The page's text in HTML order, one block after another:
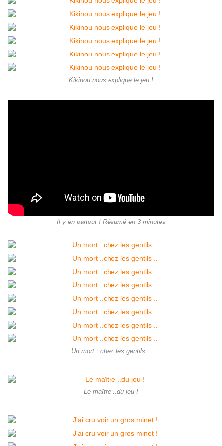
Kikinou nous explique le jeu !
Il y en partout ! Résumé en 3 minutes
Un mort ..chez les gentils ..
Le maître ..du jeu !